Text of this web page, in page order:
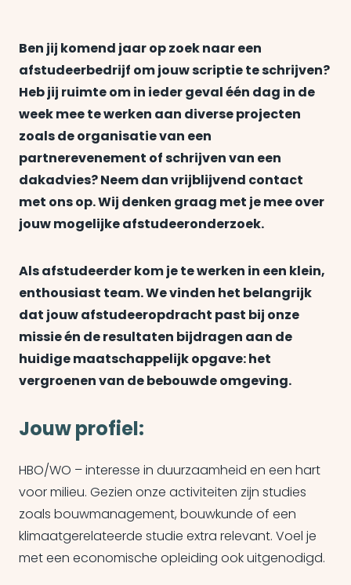
Ben jij komend jaar op zoek naar een
afstudeerbedrijf om jouw scriptie te schrijven?
Heb jij ruimte om in ieder geval één dag in de
week mee te werken aan diverse projecten
zoals de organisatie van een
partnerevenement of schrijven van een
dakadvies? Neem dan vrijblijvend contact
met ons op. Wij denken graag met je mee over
jouw mogelijke afstudeeronderzoek.
Als afstudeerder kom je te werken in een klein,
enthousiast team. We vinden het belangrijk
dat jouw afstudeeropdracht past bij onze
missie én de resultaten bijdragen aan de
huidige maatschappelijk opgave: het
vergroenen van de bebouwde omgeving.
Jouw profiel:
HBO/WO – interesse in duurzaamheid en een hart
voor milieu. Gezien onze activiteiten zijn studies
zoals bouwmanagement, bouwkunde of een
klimaatgerelateerde studie extra relevant. Voel je
met een economische opleiding ook uitgenodigd.